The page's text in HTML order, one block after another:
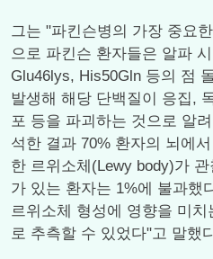
그는 "파킨슨병의 가장 중요
으로 파킨슨 환자들은 알파
Glu46lys, His50Gln 등의 점
발생해 해당 단백질이 응집,
포 등을 파괴하는 것으로 알
석한 결과 70% 환자의 뇌에
한 르위소체(Lewy body)가
가 있는 환자는 1%에 불과했
르위소체 형성에 영향을 미
로 추측할 수 있었다"고 말했